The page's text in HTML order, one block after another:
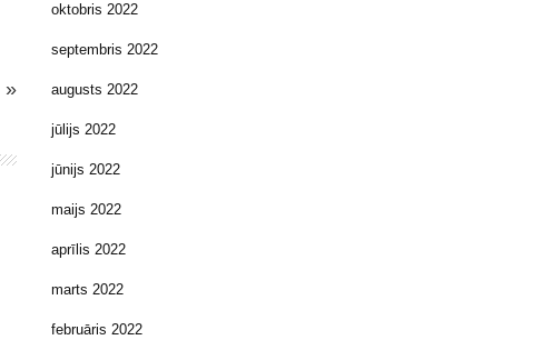
»
oktobris 2022
septembris 2022
augusts 2022
jūlijs 2022
jūnijs 2022
maijs 2022
aprīlis 2022
marts 2022
februāris 2022